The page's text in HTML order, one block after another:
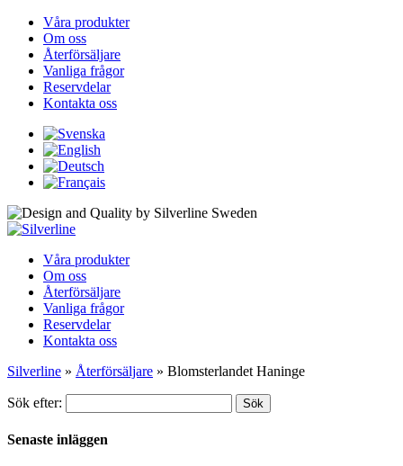
Våra produkter
Om oss
Återförsäljare
Vanliga frågor
Reservdelar
Kontakta oss
Våra produkter
Om oss
Återförsäljare
Vanliga frågor
Reservdelar
Kontakta oss
Silverline » Återförsäljare » Blomsterlandet Haninge
Sök efter: Sök
Senaste inläggen